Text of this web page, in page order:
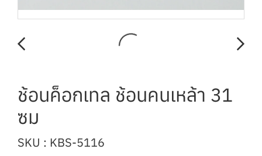
ช้อนค็อกเทล ช้อนคนเหล้า 31
ซม
SKU : KBS-5116